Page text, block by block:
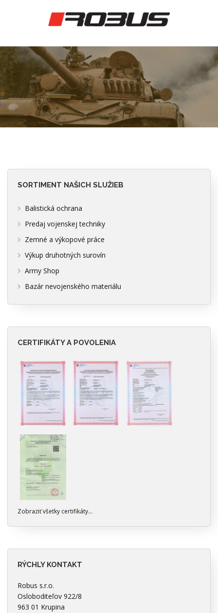
SORTIMENT NAŠICH SLUŽIEB
Balistická ochrana
Predaj vojenskej techniky
Zemné a výkopové práce
Výkup druhotných surovín
Army Shop
Bazár nevojenského materiálu
CERTIFIKÁTY A POVOLENIA
Zobraziť všetky certifikáty...
RÝCHLY KONTAKT
Robus s.r.o.
Osloboditeľov 922/8
963 01 Krupina